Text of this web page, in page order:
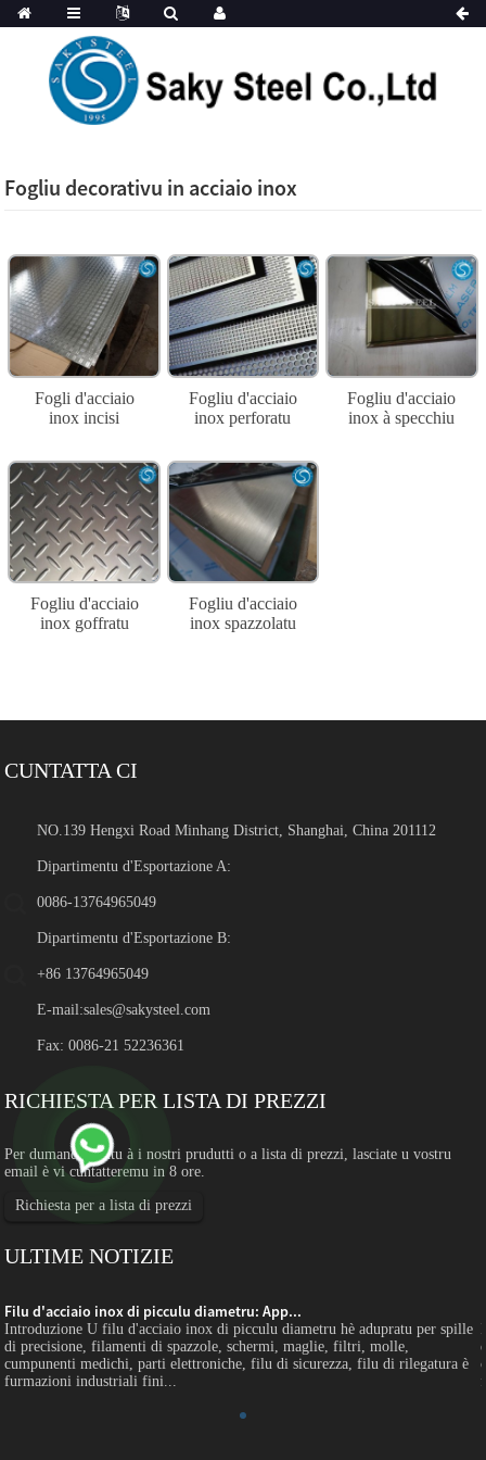
Fogliu decorativu in acciaio inox
Fogli d'acciaio
inox incisi
Fogliu d'acciaio
inox perforatu
Fogliu d'acciaio
inox à specchiu
Fogliu d'acciaio
inox goffratu
Fogliu d'acciaio
inox spazzolatu
CUNTATTA CI
NO.139 Hengxi Road Minhang District, Shanghai, China 201112
Dipartimentu d'Esportazione A:
0086-13764965049
Dipartimentu d'Esportazione B:
+86 13764965049
E-mail:sales@sakysteel.com
Fax: 0086-21 52236361
RICHIESTA PER LISTA DI PREZZI
Per dumande nantu à i nostri prudutti o a lista di prezzi, lasciate u vostru
email è vi cuntatteremu in 8 ore.
Richiesta per a lista di prezzi
ULTIME NOTIZIE
Filu d'acciaio inox di picculu diametru: App...
Introduzione U filu d'acciaio inox di picculu diametru hè adupratu per spille
di precisione, filamenti di spazzole, schermi, maglie, filtri, molle,
cumpunenti medichi, parti elettroniche, filu di sicurezza, filu di rilegatura è
furmazioni industriali fini...